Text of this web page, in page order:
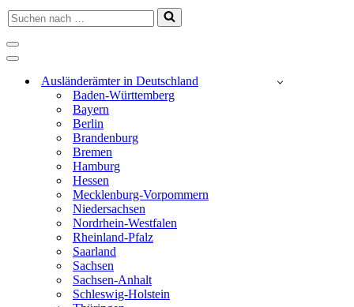
Suchen
nach …
Navigations-
Menü
Navigations-
Ausländerämter in Deutschland
Baden-Württemberg
Bayern
Berlin
Brandenburg
Bremen
Hamburg
Hessen
Mecklenburg-Vorpommern
Niedersachsen
Nordrhein-Westfalen
Rheinland-Pfalz
Saarland
Sachsen
Sachsen-Anhalt
Schleswig-Holstein